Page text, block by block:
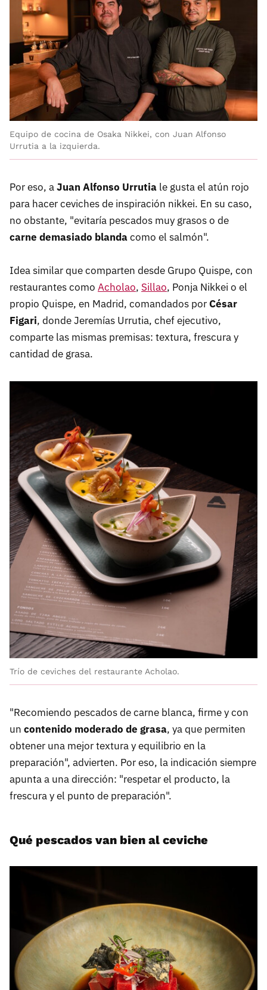
Equipo de cocina de Osaka Nikkei, con Juan Alfonso
Urrutia a la izquierda.
Por eso, aJuan Alfonso Urrutia le gusta el atún rojo
para hacer ceviches de inspiración nikkei. En su caso,
no obstante, "evitaría pescados muy grasos o de
carne demasiado blandacomo el salmón".
Idea similar que comparten desde Grupo Quispe, con
restaurantes como Acholao, Sillao, Ponja Nikkei o el
propio Quispe, en Madrid, comandados porCésar
Figari, donde Jeremías Urrutia, chef ejecutivo,
comparte las mismas premisas: textura, frescura y
cantidad de grasa.
Trío de ceviches del restaurante Acholao.
"Recomiendo pescados de carne blanca, firme y con
un contenido moderado de grasa, ya que permiten
obtener una mejor textura y equilibrio en la
preparación", advierten. Por eso, la indicación siempre
apunta a una dirección: "respetar el producto, la
frescura y el punto de preparación".
Qué pescados van bien al ceviche